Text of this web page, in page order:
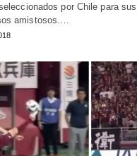
por Chile para
amistosos.…